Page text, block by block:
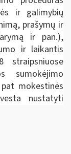
ir galimybių
prašymų ir
ir pan.),
ir laikantis
straipsniuose
sumokėjimo
mokestinės
nustatyti